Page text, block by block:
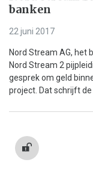
banken
22 juni 2017
Nord Stream AG, het
Nord Stream 2
gesprek om geld
project. Dat schrijft de